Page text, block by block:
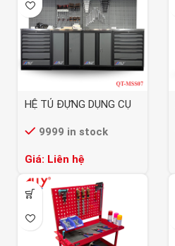
HỆ TỦ ĐỰNG DỤNG CỤ
9999 in stock
Giá: Liên hệ